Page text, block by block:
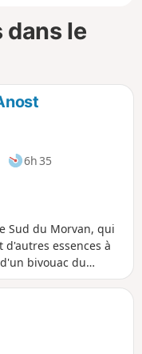
dans le
6h 35
Sud du Morvan, qui
essences à
bivouac du
au Tureau des
en période